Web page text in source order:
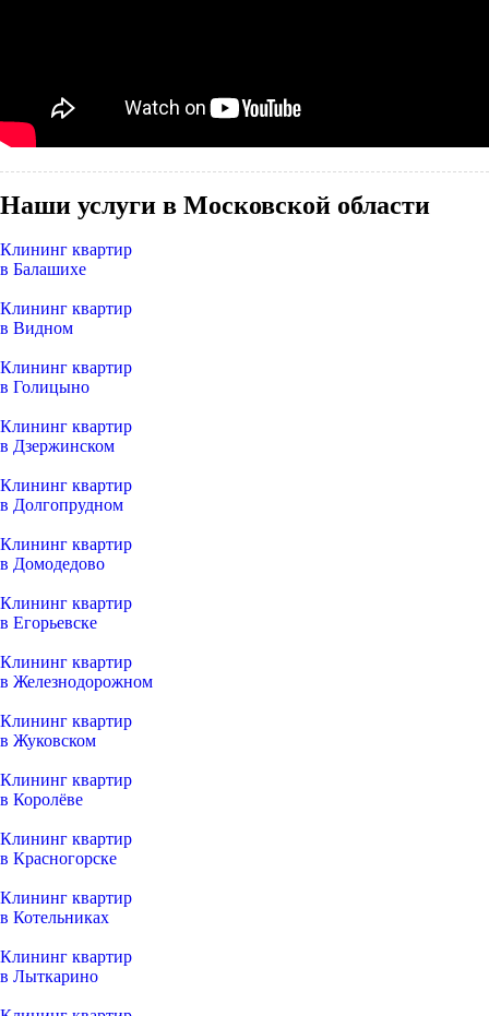
Наши услуги в Московской области
Клининг квартир
в Балашихе
Клининг квартир
в Видном
Клининг квартир
в Голицыно
Клининг квартир
в Дзержинском
Клининг квартир
в Долгопрудном
Клининг квартир
в Домодедово
Клининг квартир
в Егорьевске
Клининг квартир
в Железнодорожном
Клининг квартир
в Жуковском
Клининг квартир
в Королёве
Клининг квартир
в Красногорске
Клининг квартир
в Котельниках
Клининг квартир
в Лыткарино